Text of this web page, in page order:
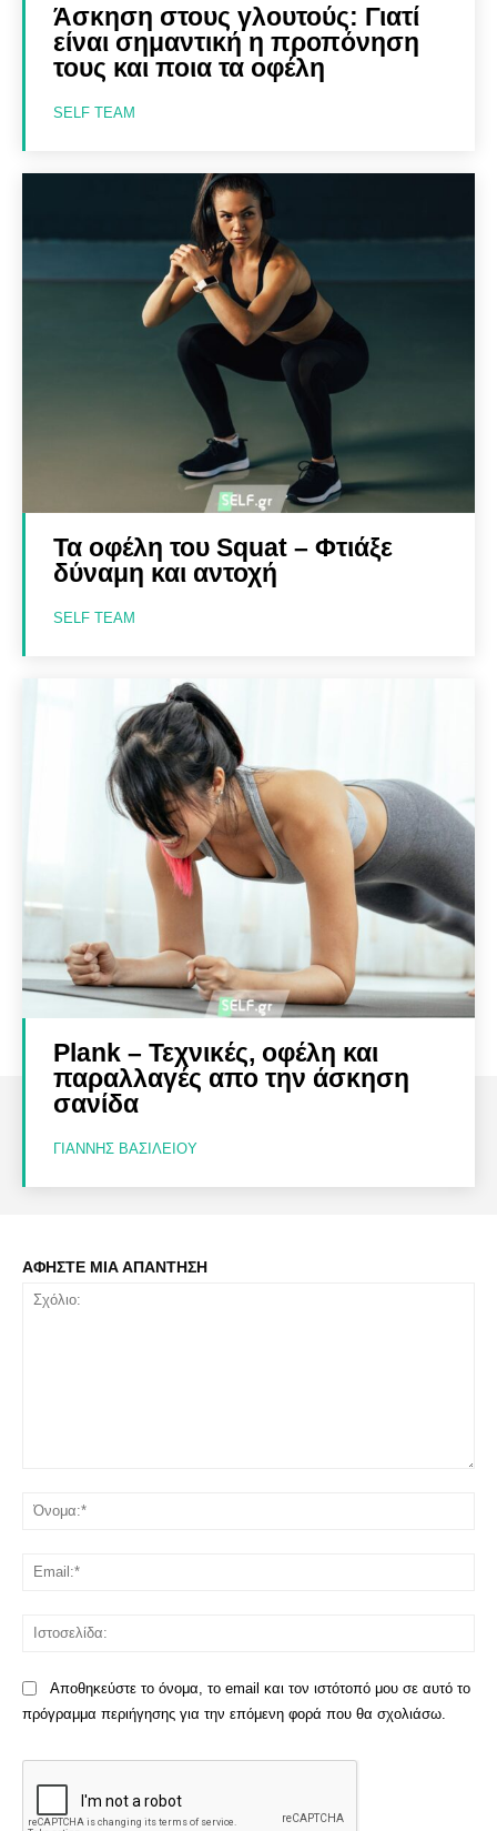
Άσκηση στους γλουτούς: Γιατί
είναι σημαντική η προπόνηση
τους και ποια τα οφέλη
SELF TEAM
Τα οφέλη του Squat – Φτιάξε
δύναμη και αντοχή
SELF TEAM
Plank – Τεχνικές, οφέλη και
παραλλαγές απο την άσκηση
σανίδα
ΓΙΆΝΝΗΣ ΒΑΣΙΛΕΊΟΥ
ΑΦΗΣΤΕ ΜΙΑ ΑΠΑΝΤΗΣΗ
Αποθηκεύστε το όνομα, το email και τον ιστότοπό μου σε αυτό το
πρόγραμμα περιήγησης για την επόμενη φορά που θα σχολιάσω.